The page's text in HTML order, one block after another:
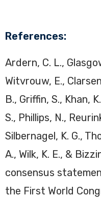
References:
Ardern, C. L.,
Witvrouw, E.,
B., Griffin, S., Khan,
S., Phillips, N.,
Silbernagel, K. G.,
A., Wilk, K. E., &
consensus
the First World